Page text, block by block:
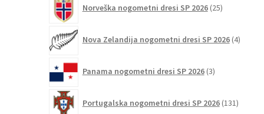
Norveška nogometni dresi SP 2026 25izdelkov
Nova Zelandija nogometni dresi SP 2026 4izdelki
Panama nogometni dresi SP 2026 3izdelki
Portugalska nogometni dresi SP 2026 131